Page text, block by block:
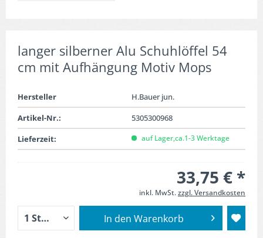
langer silberner Alu Schuhlöffel 54
cm mit Aufhängung Motiv Mops
Hersteller
H.Bauer jun.
Artikel-Nr.:
5305300968
Lieferzeit:
auf Lager,ca.1-3 Werktage
33,75 € *
inkl. MwSt.zzgl. Versandkosten
In den Warenkorb